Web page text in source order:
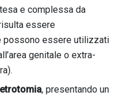
e complessa da
essere
possono essere utilizzati
genitale o extra-
, presentando un